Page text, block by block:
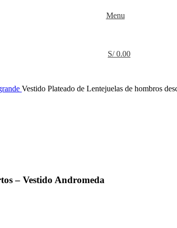
Menu
S/0.00
Vestido Plateado de Lentejuelas de hombros
– Vestido Andromeda